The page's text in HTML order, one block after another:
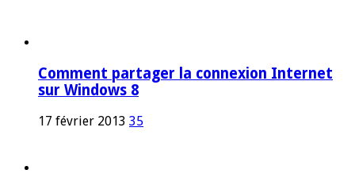
Comment partager la connexion Internet
sur Windows 8
17 février 2013 35